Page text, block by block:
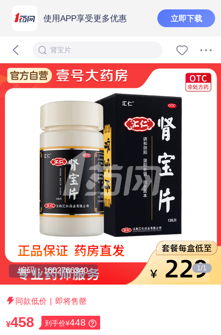
使用APP享受更多优惠 立即下载
肾宝片
1/1
编码：1602766340
同款低价 即将售罄
¥458 到手价¥448